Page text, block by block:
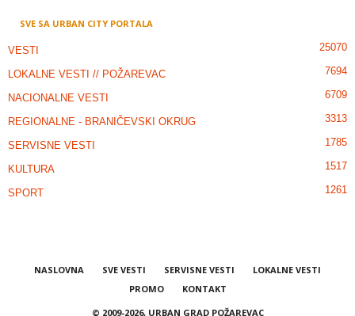
SVE SA URBAN CITY PORTALA
VESTI 25070
LOKALNE VESTI // POŽAREVAC 7694
NACIONALNE VESTI 6709
REGIONALNE - BRANIČEVSKI OKRUG 3313
SERVISNE VESTI 1785
KULTURA 1517
SPORT 1261
NASLOVNA SVE VESTI SERVISNE VESTI
LOKALNE VESTI
PROMO
KONTAKT
© 2009-2026, URBAN GRAD POŽAREVAC